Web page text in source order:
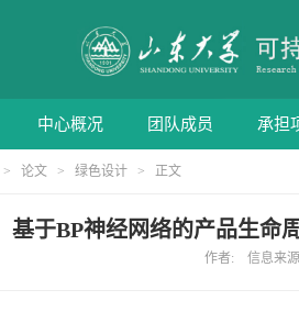
中心概况 团队成员 承担
> 论文 > 绿色设计 > 正文
基于BP神经网络的产品生命
作者: 信息来